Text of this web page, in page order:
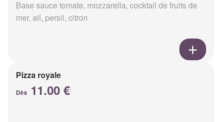
Base sauce tomate, mozzarella, cocktail de fruits de
mer, ail, persil, citron
Pizza royale
Dès 11.00 €